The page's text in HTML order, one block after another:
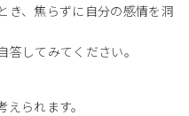
き、焦らずに自分の感情を洞
してみてください。
られます。